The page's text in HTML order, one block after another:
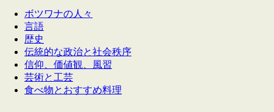
ボツワナの人々
言語
歴史
伝統的な政治と社会秩序
信仰、価値観、風習
芸術と工芸
食べ物とおすすめ料理